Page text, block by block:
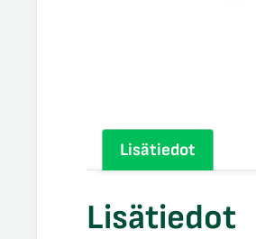
Lisätiedot
Lisätiedot